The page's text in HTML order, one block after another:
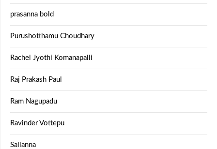
prasanna bold
Purushotthamu Choudhary
Rachel Jyothi Komanapalli
Raj Prakash Paul
Ram Nagupadu
Ravinder Vottepu
Sailanna